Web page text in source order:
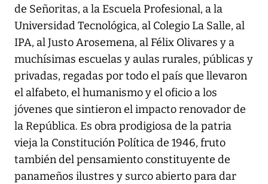
de Señoritas, a la Escuela Profesional, a la
Universidad Tecnológica, al Colegio La Salle, al
IPA, al Justo Arosemena, al Félix Olivares y a
muchísimas escuelas y aulas rurales, públicas y
privadas, regadas por todo el país que llevaron
el alfabeto, el humanismo y el oficio a los
jóvenes que sintieron el impacto renovador de
la República. Es obra prodigiosa de la patria
vieja la Constitución Política de 1946, fruto
también del pensamiento constituyente de
panameños ilustres y surco abierto para dar